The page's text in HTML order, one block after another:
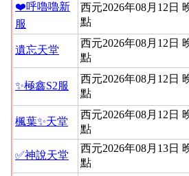
❤️呼嚕嚕新
服
西元2026年08月12日
點
遺忘天堂
西元2026年08月12日
點
✨極鑫S2服
西元2026年08月12日
點
楓葉✨天堂
西元2026年08月12日
點
✅神說天堂
西元2026年08月13日
點